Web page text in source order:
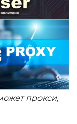
прокси,